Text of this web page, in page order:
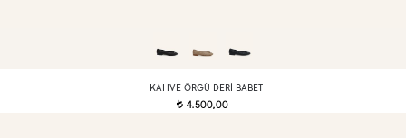
KAHVE ÖRGÜ DERI BABET
t4.500,00